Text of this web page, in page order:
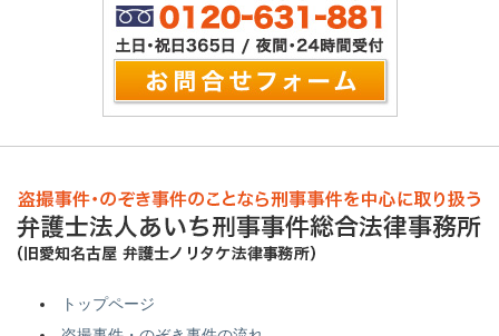
トップページ